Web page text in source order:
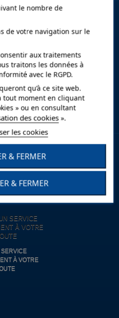
& DECORATION
* (VOIR
SERVICE
À VOTRE
le nombre de
de votre navigation sur le
aux traitements
traitons les données à
avec le RGPD.
qu’à ce site web.
tout moment en cliquant
» ou en consultant
des cookies».
les cookies
& FERMER
& FERMER